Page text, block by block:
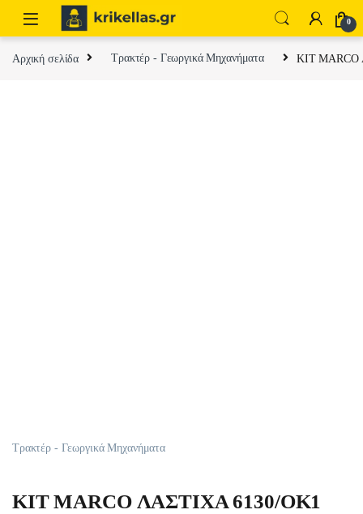
Skip to navigation
Skip to content
0
Αρχική σελίδα Τρακτέρ - Γεωργικά Μηχανήματα KIT MARCO
Τρακτέρ - Γεωργικά Μηχανήματα
KIT MARCO ΛAΣTIXA 6130/OK1